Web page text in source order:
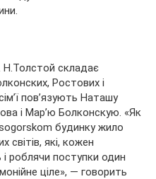
Н.Толстой складає
Ростових і
пов’язують Наташу
і Мар’ю Болконскую. «Як
будинку жило
світів, які, кожен
роблячи поступки один
ціле», — говорить